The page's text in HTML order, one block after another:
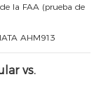
la FAA (prueba de
AHM913
vs.